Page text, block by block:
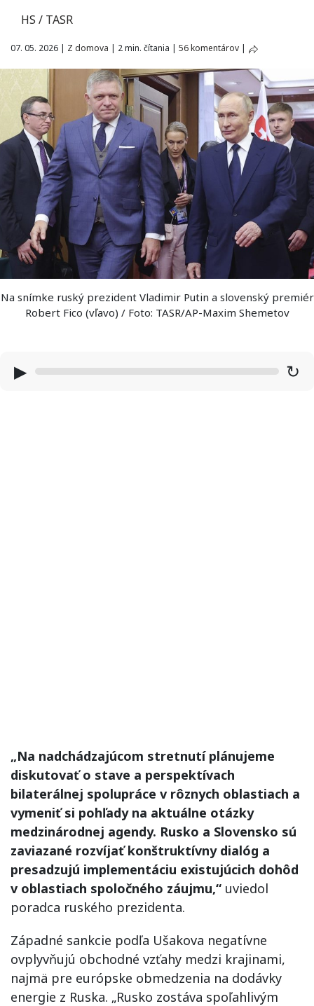
HS / TASR
07. 05. 2026 | Z domova | 2 min. čítania | 56 komentárov |
Na snímke ruský prezident Vladimir Putin a slovenský premiér
Robert Fico (vľavo) / Foto: TASR/AP-Maxim Shemetov
▶ ↻
„Na nadchádzajúcom stretnutí plánujeme
diskutovať o stave a perspektívach
bilaterálnej spolupráce v rôznych oblastiach a
vymeniť si pohľady na aktuálne otázky
medzinárodnej agendy. Rusko a Slovensko sú
zaviazané rozvíjať konštruktívny dialóg a
presadzujú implementáciu existujúcich dohôd
v oblastiach spoločného záujmu,“ uviedol
poradca ruského prezidenta.
Západné sankcie podľa Ušakova negatívne
ovplyvňujú obchodné vzťahy medzi krajinami,
najmä pre európske obmedzenia na dodávky
energie z Ruska. „Rusko zostáva spoľahlivým